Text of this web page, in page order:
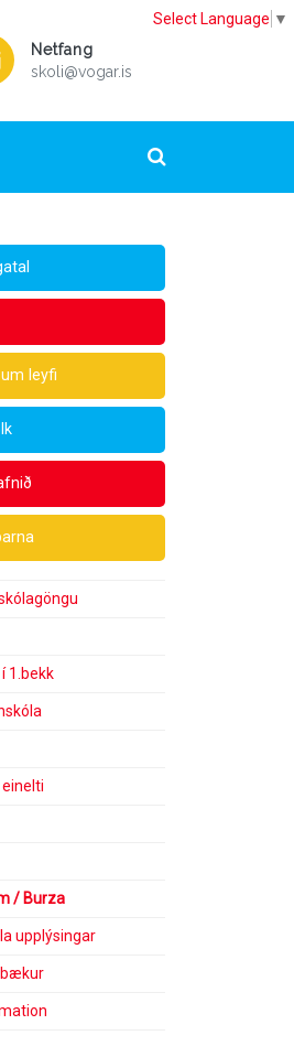
Select Language ▼
Netfang
skoli@vogar.is
leyfi
1.bekk
/ Burza
upplýsingar